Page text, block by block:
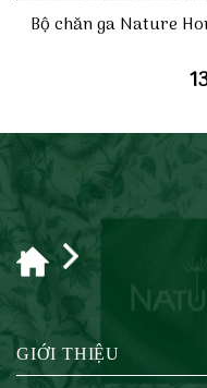
Bộ chăn ga Nature
GIỚI THIỆU